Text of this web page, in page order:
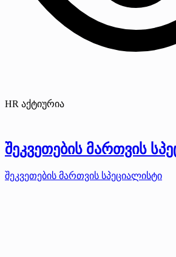
HR აქტიურია
შეკვეთების მართვის
შეკვეთების მართვის სპეციალისტი